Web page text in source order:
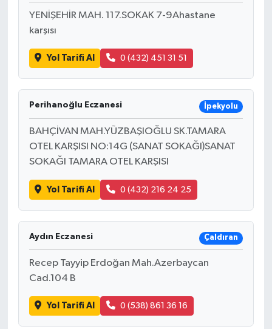
YENİŞEHİR MAH. 117.SOKAK 7-9Ahastane
karşısı
Yol Tarifi Al 0 (432) 451 31 51
Perihanoğlu Eczanesi İpekyolu
BAHÇİVAN MAH.YÜZBAŞIOĞLU SK.TAMARA
OTEL KARŞISI NO:14G (SANAT SOKAĞI)SANAT
SOKAĞI TAMARA OTEL KARŞISI
Yol Tarifi Al 0 (432) 216 24 25
Aydın Eczanesi Çaldıran
Recep Tayyip Erdoğan Mah.Azerbaycan
Cad.104 B
Yol Tarifi Al 0 (538) 861 36 16